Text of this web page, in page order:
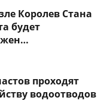
Королев Стана
будет
проходят
водоотводов